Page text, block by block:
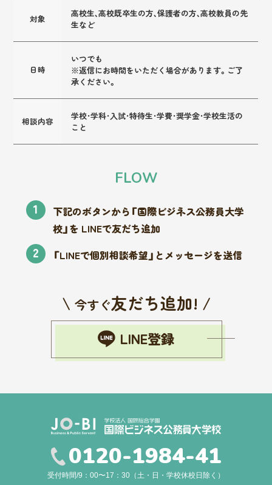
対象
高校生、高校既卒生の方、保護者の方、高校教員の先
生など
日時
いつでも
※返信にお時間をいただく場合があります。ご了
承ください。
相談内容
学校・学科・入試・特待生・学費・奨学金・学校生活の
こと
FLOW
1
下記のボタンから「国際ビジネス公務員大学
校」を LINEで友だち追加
2 「LINEで個別相談希望」とメッセージを送信
\ 今すぐ友だち追加! /
LINE登録
0120-1984-41
受付時間/9：00〜17：30（土・日・学校休校日除く）